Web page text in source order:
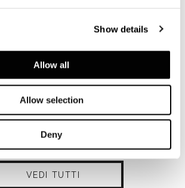
Show details
Allow all
Allow selection
Deny
VEDI TUTTI